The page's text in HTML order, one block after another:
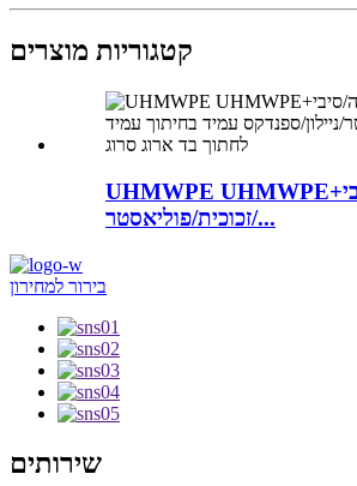
קטגוריות מוצרים
UHMWPE UHMWPE+חוט פלדה/סיבי
זכוכית/פוליאסטר/...
בירור למחירון
שירותים